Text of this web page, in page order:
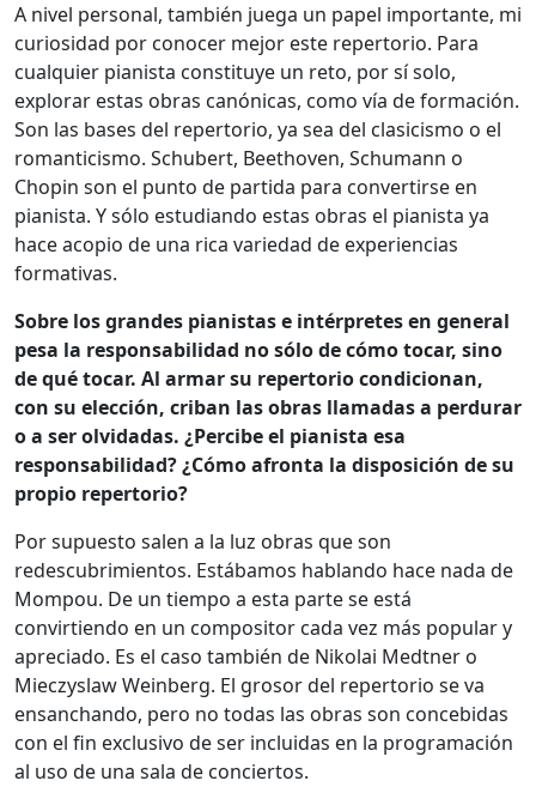
A nivel personal, también juega un papel importante, mi
curiosidad por conocer mejor este repertorio. Para
cualquier pianista constituye un reto, por sí solo,
explorar estas obras canónicas, como vía de formación.
Son las bases del repertorio, ya sea del clasicismo o el
romanticismo. Schubert, Beethoven, Schumann o
Chopin son el punto de partida para convertirse en
pianista. Y sólo estudiando estas obras el pianista ya
hace acopio de una rica variedad de experiencias
formativas.
Sobre los grandes pianistas e intérpretes en general
pesa la responsabilidad no sólo de cómo tocar, sino
de qué tocar. Al armar su repertorio condicionan,
con su elección, criban las obras llamadas a perdurar
o a ser olvidadas. ¿Percibe el pianista esa
responsabilidad? ¿Cómo afronta la disposición de su
propio repertorio?
Por supuesto salen a la luz obras que son
redescubrimientos. Estábamos hablando hace nada de
Mompou. De un tiempo a esta parte se está
convirtiendo en un compositor cada vez más popular y
apreciado. Es el caso también de Nikolai Medtner o
Mieczyslaw Weinberg. El grosor del repertorio se va
ensanchando, pero no todas las obras son concebidas
con el fin exclusivo de ser incluidas en la programación
al uso de una sala de conciertos.